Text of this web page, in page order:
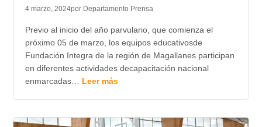
4 marzo, 2024por Departamento Prensa
Previo al inicio del año parvulario, que comienza el
próximo 05 de marzo, los equipos educativosde
Fundación Integra de la región de Magallanes participan
en diferentes actividades decapacitación nacional
enmarcadas… Leer más